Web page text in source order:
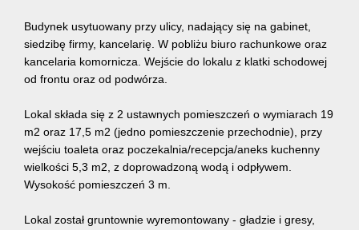
Budynek usytuowany przy ulicy, nadający się na gabinet,
siedzibę firmy, kancelarię. W pobliżu biuro rachunkowe oraz
kancelaria komornicza. Wejście do lokalu z klatki schodowej
od frontu oraz od podwórza.
Lokal składa się z 2 ustawnych pomieszczeń o wymiarach 19
m2 oraz 17,5 m2 (jedno pomieszczenie przechodnie), przy
wejściu toaleta oraz poczekalnia/recepcja/aneks kuchenny
wielkości 5,3 m2, z doprowadzoną wodą i odpływem.
Wysokość pomieszczeń 3 m.
Lokal został gruntownie wyremontowany - gładzie i gresy,